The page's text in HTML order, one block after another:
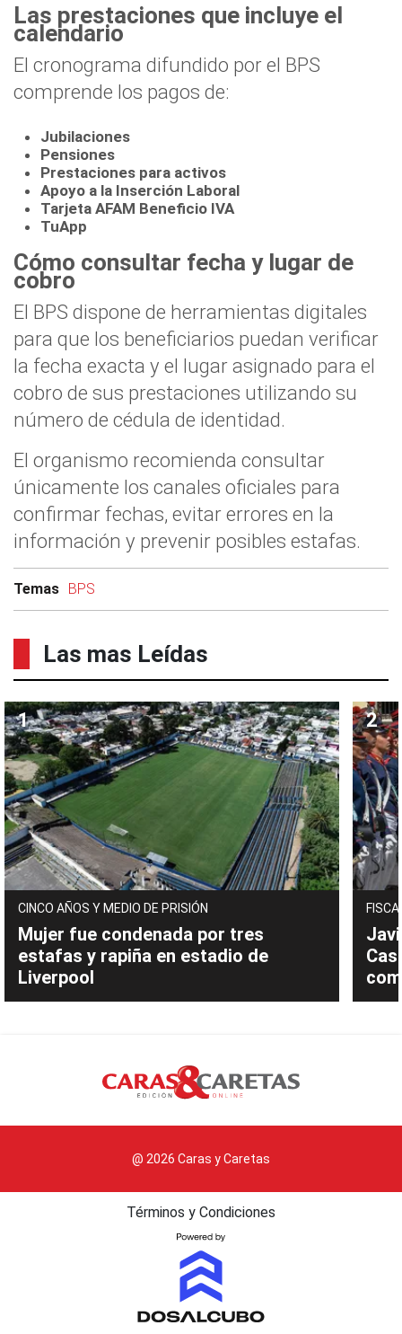
Las prestaciones que incluye el
calendario
El cronograma difundido por el BPS
comprende los pagos de:
Jubilaciones
Pensiones
Prestaciones para activos
Apoyo a la Inserción Laboral
Tarjeta AFAM Beneficio IVA
TuApp
Cómo consultar fecha y lugar de
cobro
El BPS dispone de herramientas digitales
para que los beneficiarios puedan verificar
la fecha exacta y el lugar asignado para el
cobro de sus prestaciones utilizando su
número de cédula de identidad.
El organismo recomienda consultar
únicamente los canales oficiales para
confirmar fechas, evitar errores en la
información y prevenir posibles estafas.
Temas BPS
Las mas Leídas
CINCO AÑOS Y MEDIO DE PRISIÓN
Mujer fue condenada por tres
estafas y rapiña en estadio de
Liverpool
@ 2026 Caras y Caretas
Términos y Condiciones